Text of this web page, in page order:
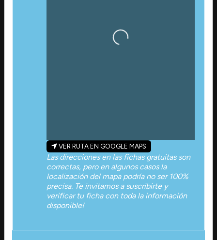
Cargando…
VER RUTA EN GOOGLE MAPS
Las direcciones en las fichas gratuitas son
correctas, pero en algunos casos la
localización del mapa podría no ser 100%
precisa. Te invitamos a suscribirte y
verificar tu ficha con toda la información
disponible!